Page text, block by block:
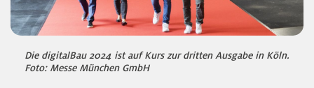
Die digitalBau 2024 ist auf Kurs zur dritten Ausgabe in Köln.
Foto: Messe München GmbH